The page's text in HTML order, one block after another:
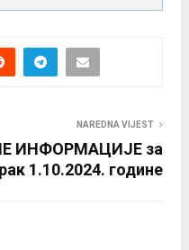
NAREDNA VIJEST
ИНФОРМАЦИЈЕ за
1.10.2024. године